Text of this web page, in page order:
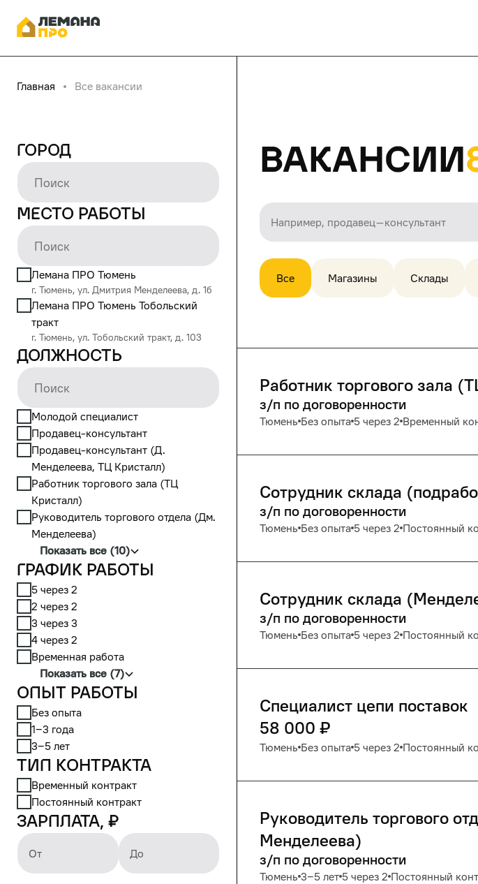
Главная Все вакансии
Город
Место работы
Лемана ПРО Тюмень
г. Тюмень, ул. Дмитрия Менделеева, д. 1б
Лемана ПРО Тюмень Тобольский
тракт
г. Тюмень, ул. Тобольский тракт, д. 103
Должность
Молодой специалист
Продавец-консультант
Продавец-консультант (Д.
Менделеева, ТЦ Кристалл)
Работник торгового зала (ТЦ
Кристалл)
Руководитель торгового отдела (Дм.
Менделеева)
Показать все (10)
График работы
5 через 2
2 через 2
3 через 3
4 через 2
Временная работа
Показать все (7)
Опыт работы
Без опыта
1‒3 года
3‒5 лет
Тип контракта
Временный контракт
Постоянный контракт
Зарплата, ₽
От До
Вакансии
Все Магазины Склады
Работник торгового зала
з/п по договоренности
Тюмень Без опыта 5 через 2 Временный
Сотрудник склада
з/п по договоренности
Тюмень Без опыта 5 через 2 Постоянный
Сотрудник склада
з/п по договоренности
Тюмень Без опыта 5 через 2 Постоянный
Специалист цепи поставок
58 000 ₽
Тюмень Без опыта 5 через 2 Постоянный
Руководитель торгового
Менделеева)
з/п по договоренности
Тюмень 3‒5 лет 5 через 2 Постоянный